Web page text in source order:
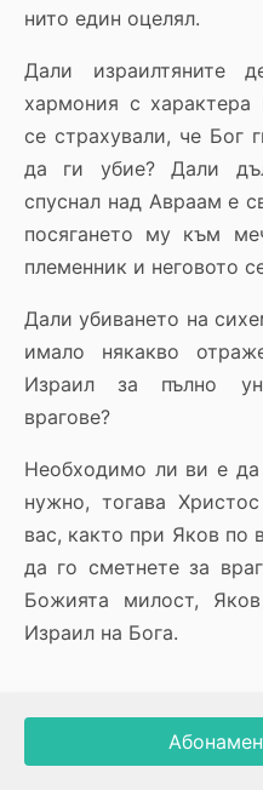
нито един оцелял.
Дали израилтяните
хармония с характера
се страхували, че Бог
да ги убие? Дали
спуснал над Авраам е
посягането му към
племенник и неговото
Дали убиването на
имало някакво
Израил за пълно
врагове?
Необходимо ли ви е
нужно, тогава
вас, както при Яков по
да го сметнете за
Божията милост,
Израил на Бога.